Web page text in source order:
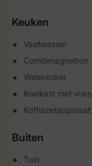
Keuken
Vaatwasser
Combimagnetron
Waterkoker
Koelkast met
Buiten
Tuin